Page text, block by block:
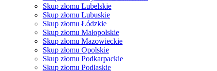
Skup złomu Lubelskie
Skup złomu Lubuskie
Skup złomu Łódzkie
Skup złomu Małopolskie
Skup złomu Mazowieckie
Skup złomu Opolskie
Skup złomu Podkarpackie
Skup złomu Podlaskie